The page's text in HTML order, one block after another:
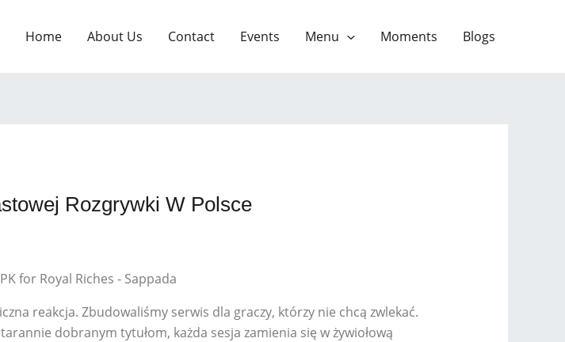
Home About Us Contact Events Menu Moments Blogs
Rozgrywki W Polsce
reakcja. Zbudowaliśmy serwis dla graczy, którzy nie chcą zwlekać.
dobranym tytułom, każda sesja zamienia się w żywiołową